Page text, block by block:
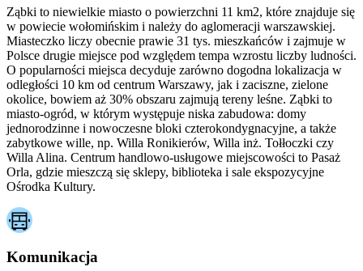
Ząbki to niewielkie miasto o powierzchni 11 km2, które znajduje się
w powiecie wołomińskim i należy do aglomeracji warszawskiej.
Miasteczko liczy obecnie prawie 31 tys. mieszkańców i zajmuje w
Polsce drugie miejsce pod względem tempa wzrostu liczby ludności.
O popularności miejsca decyduje zarówno dogodna lokalizacja w
odległości 10 km od centrum Warszawy, jak i zaciszne, zielone
okolice, bowiem aż 30% obszaru zajmują tereny leśne. Ząbki to
miasto-ogród, w którym występuje niska zabudowa: domy
jednorodzinne i nowoczesne bloki czterokondygnacyjne, a także
zabytkowe wille, np. Willa Ronikierów, Willa inż. Tołłoczki czy
Willa Alina. Centrum handlowo-usługowe miejscowości to Pasaż
Orla, gdzie mieszczą się sklepy, biblioteka i sale ekspozycyjne
Ośrodka Kultury.
Komunikacja